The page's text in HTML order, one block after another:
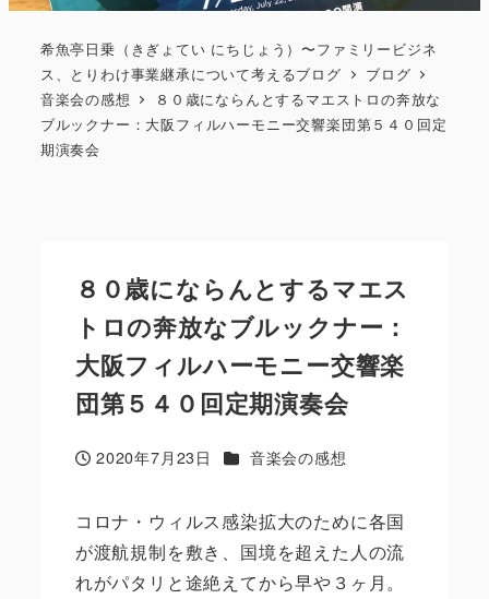
希魚亭日乗（きぎょてい にちじょう）〜ファミリービジネ
ス、とりわけ事業継承について考えるブログ
ブログ
音楽会の感想
８０歳にならんとするマエストロの奔放な
ブルックナー：大阪フィルハーモニー交響楽団第５４０回定
期演奏会
８０歳にならんとするマエス
トロの奔放なブルックナー：
大阪フィルハーモニー交響楽
団第５４０回定期演奏会
投稿日
2020年7月23日 カテゴリー
音楽会の感想
コロナ・ウィルス感染拡大のために各国
が渡航規制を敷き、国境を超えた人の流
れがパタリと途絶えてから早や３ヶ月。